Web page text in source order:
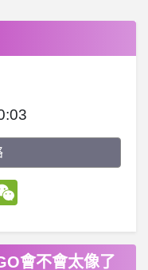
WeChat
會不會太像了